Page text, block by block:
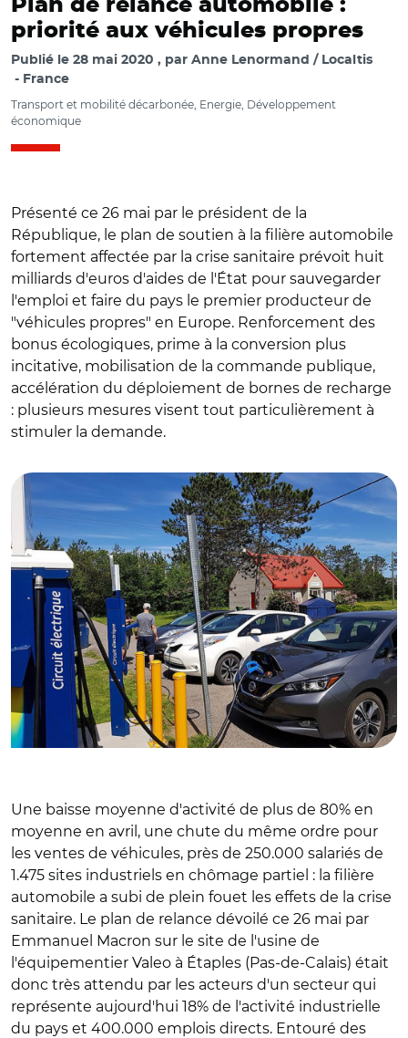
Plan de relance automobile :
priorité aux véhicules propres
Publié le 28 mai 2020 par Anne Lenormand / Localtis
France
Transport et mobilité décarbonée, Energie, Développement
économique
Présenté ce 26 mai par le président de la
République, le plan de soutien à la filière automobile
fortement affectée par la crise sanitaire prévoit huit
milliards d'euros d'aides de l'État pour sauvegarder
l'emploi et faire du pays le premier producteur de
"véhicules propres" en Europe. Renforcement des
bonus écologiques, prime à la conversion plus
incitative, mobilisation de la commande publique,
accélération du déploiement de bornes de recharge
: plusieurs mesures visent tout particulièrement à
stimuler la demande.
Une baisse moyenne d'activité de plus de 80% en
moyenne en avril, une chute du même ordre pour
les ventes de véhicules, près de 250.000 salariés de
1.475 sites industriels en chômage partiel : la filière
automobile a subi de plein fouet les effets de la crise
sanitaire. Le plan de relance dévoilé ce 26 mai par
Emmanuel Macron sur le site de l'usine de
l'équipementier Valeo à Étaples (Pas-de-Calais) était
donc très attendu par les acteurs d'un secteur qui
représente aujourd'hui 18% de l'activité industrielle
du pays et 400.000 emplois directs. Entouré des